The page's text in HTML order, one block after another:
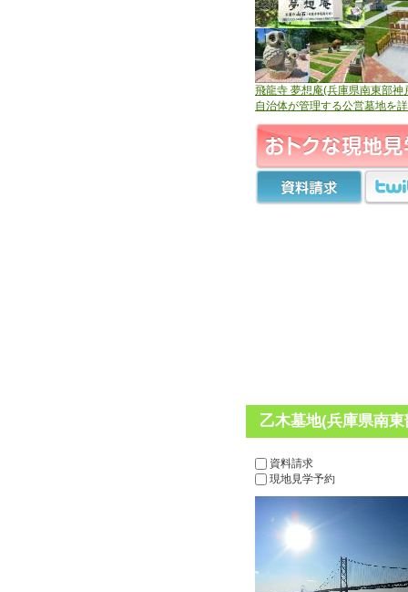
飛龍寺 夢想庵(兵庫県南東部神
自治体が管理する公営墓地を
乙木墓地(兵庫県南
資料請求
現地見学予約